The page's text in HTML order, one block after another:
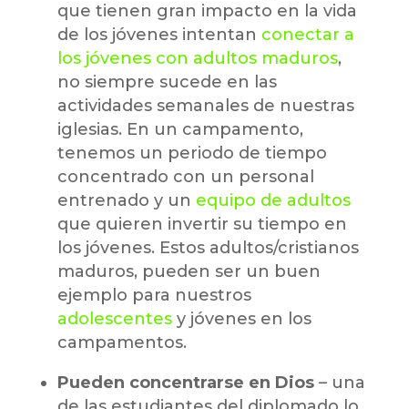
que tienen gran impacto en la vida
de los jóvenes intentan conectar a
los jóvenes con adultos maduros,
no siempre sucede en las
actividades semanales de nuestras
iglesias. En un campamento,
tenemos un periodo de tiempo
concentrado con un personal
entrenado y un equipo de adultos
que quieren invertir su tiempo en
los jóvenes. Estos adultos/cristianos
maduros, pueden ser un buen
ejemplo para nuestros
adolescentesy jóvenes en los
campamentos.
Pueden concentrarse en Dios– una